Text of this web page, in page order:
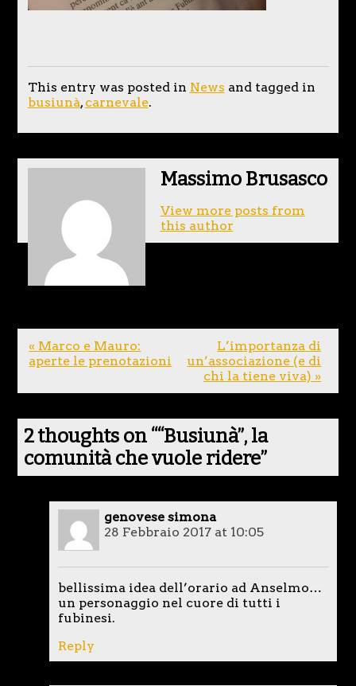
This entry was posted in News and tagged in
busiunà,carnevale.
Massimo Brusasco
View more posts from
this author
« Marco e Mauro:
aperte le prenotazioni
L’importanza di
un’associazione (e di
chi la tiene viva) »
2 thoughts on ““Busiunà”, la
comunità che vuole ridere”
genovese simona
28 Febbraio 2017 at 10:05
bellissima idea dell’orario ad Anselmo…
un personaggio nel cuore di tutti i
fubinesi.
Reply